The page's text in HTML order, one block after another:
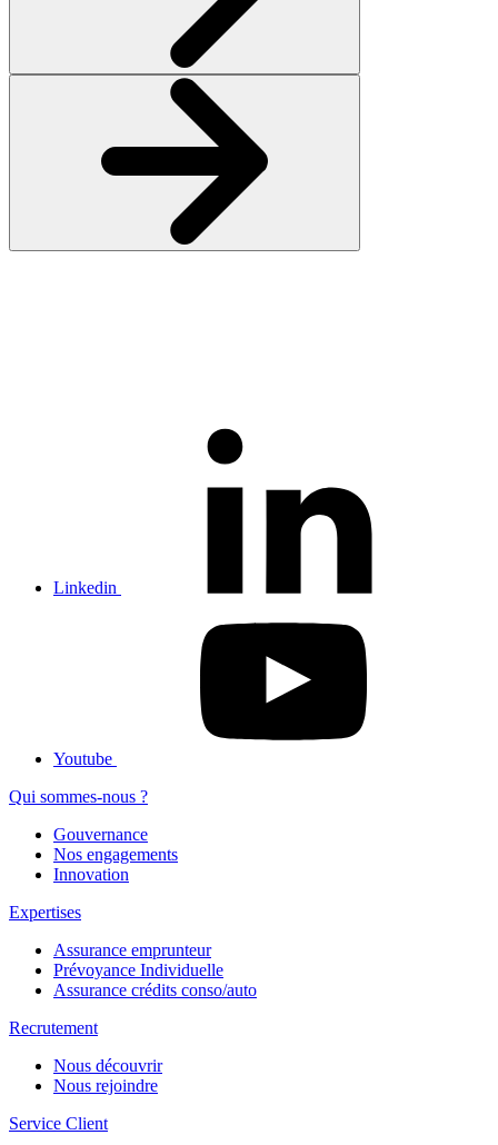
Linkedin
Youtube
Qui sommes-nous ?
Gouvernance
Nos engagements
Innovation
Expertises
Assurance emprunteur
Prévoyance Individuelle
Assurance crédits conso/auto
Recrutement
Nous découvrir
Nous rejoindre
Service Client